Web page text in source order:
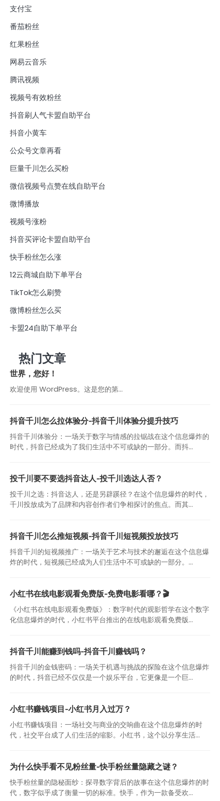
支付宝
番茄粉丝
红果粉丝
网易云音乐
腾讯视频
视频号有效粉丝
抖音刷人气卡盟自助平台
抖音小黄车
公众号文章再看
巨量千川怎么买粉
微信视频号点赞在线自助平台
微博播放
视频号涨粉
抖音买评论卡盟自助平台
快手粉丝怎么涨
12云商城自助下单平台
TikTok怎么刷赞
微博粉丝怎么买
卡盟24自助下单平台
热门文章
世界，您好！
欢迎使用 WordPress。这是您的第…
抖音千川怎么拉体验分-抖音千川体验分提升技巧
抖音千川体验分：一场关于数字与情感的拉锯战在这个信息爆炸的
时代，抖音已经成为了我们生活中不可或缺的一部分。而抖...
投千川要不要选抖音达人-投千川选达人否？
投千川之选：抖音达人，还是另辟蹊径？在这个信息爆炸的时代，
千川投放成为了品牌和内容创作者们争相探讨的焦点。而其...
抖音千川怎么推短视频-抖音千川短视频投放技巧
抖音千川的短视频推广：一场关于艺术与技术的邂逅在这个信息爆
炸的时代，短视频已经成为人们生活中不可或缺的一部分。...
小红书在线电影观看免费版-免费电影看哪？🎬
《小红书在线电影观看免费版》：数字时代的观影哲学在这个数字
化信息爆炸的时代，小红书平台推出的在线电影观看免费版...
抖音千川能赚到钱吗-抖音千川赚钱吗？
抖音千川的金钱密码：一场关于机遇与挑战的探险在这个信息爆炸
的时代，抖音已经不仅仅是一个娱乐平台，它更像是一个巨...
小红书赚钱项目-小红书月入过万？
小红书赚钱项目：一场社交与商业的交响曲在这个信息爆炸的时
代，社交平台成了人们生活的缩影。小红书，这个以分享生活...
为什么快手看不见粉丝量-快手粉丝量隐藏之谜？
快手粉丝量的隐秘面纱：探寻数字背后的故事在这个信息爆炸的时
代，数字似乎成了衡量一切的标准。快手，作为一款备受欢...